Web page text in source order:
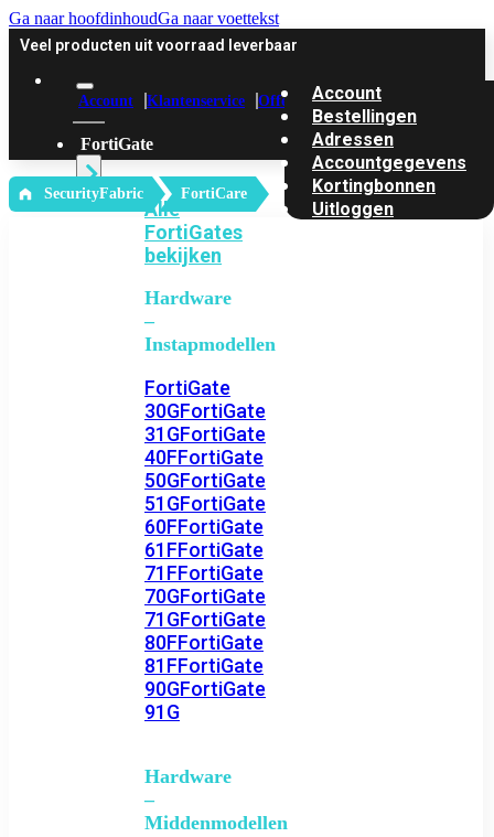
Ga naar hoofdinhoudGa naar voettekst
Veel producten uit voorraad leverbaar
Account Klantenservice Offerte
FortiGate
Alle
FortiGates
bekijken
Hardware
–
Instapmodellen
FortiGate
30GFortiGate
31GFortiGate
40FFortiGate
50GFortiGate
51GFortiGate
60FFortiGate
61FFortiGate
71FFortiGate
70GFortiGate
71GFortiGate
80FFortiGate
81FFortiGate
90GFortiGate
91G
Hardware
–
Middenmodellen
Account
Bestellingen
Adressen
Accountgegevens
Kortingbonnen
Uitloggen
‎ SecurityFabric FortiCare